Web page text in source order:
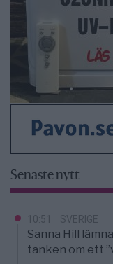
Senaste nytt
10:51 SVERIGE
Sanna Hill
tanken om ett